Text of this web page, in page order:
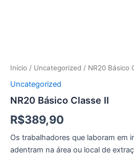
Início / Uncategorized / NR20 Básico
Uncategorized
NR20 Básico Classe II
R$389,90
Os trabalhadores que laboram em
adentram na área ou local de